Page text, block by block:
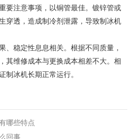
要注意事项，以铜管最佳。镀锌管或
穿透，造成制冷剂泄露，导致制冰机
、稳定性息息相关。根据不同质量，
其维修成本与更换成本相差不大。相
制冰机长期正常运行。
哪些特点
回事